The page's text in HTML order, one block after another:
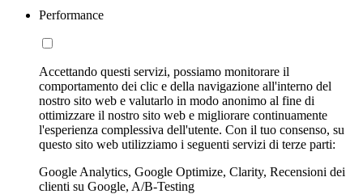
Performance
Accettando questi servizi, possiamo monitorare il
comportamento dei clic e della navigazione all'interno del
nostro sito web e valutarlo in modo anonimo al fine di
ottimizzare il nostro sito web e migliorare continuamente
l'esperienza complessiva dell'utente. Con il tuo consenso, su
questo sito web utilizziamo i seguenti servizi di terze parti:
Google Analytics, Google Optimize, Clarity, Recensioni dei
clienti su Google, A/B-Testing